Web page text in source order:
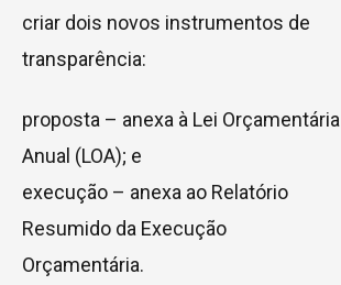
criar dois novos instrumentos de
transparência:
proposta – anexa à Lei Orçamentária
Anual (LOA); e
execução – anexa ao Relatório
Resumido da Execução
Orçamentária.